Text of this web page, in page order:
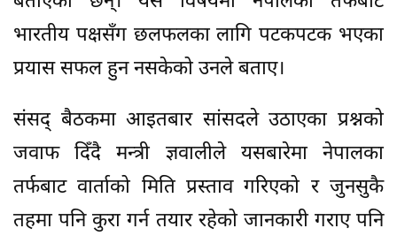
भारतीय पक्षसँग छलफलका लागि पटकपटक भएका
प्रयास सफल हुन नसकेको उनले बताए।
संसद् बैठकमा आइतबार सांसदले उठाएका प्रश्नको
जवाफ दिँदै मन्त्री ज्ञवालीले यसबारेमा नेपालका
तर्फबाट वार्ताको मिति प्रस्ताव गरिएको र जुनसुकै
तहमा पनि कुरा गर्न तयार रहेको जानकारी गराए पनि